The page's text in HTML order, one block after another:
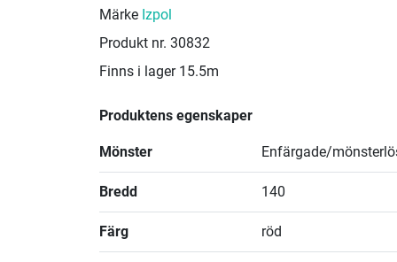
Märke Izpol
Produkt nr. 30832
Finns i lager 15.5m
Produktens egenskaper
Mönster Enfärgade/
Bredd 140
Färg röd